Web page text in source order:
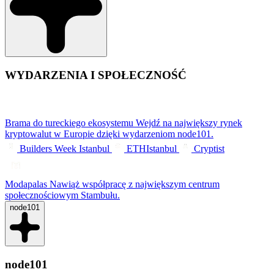
WYDARZENIA I SPOŁECZNOŚĆ
Brama do tureckiego ekosystemu Wejdź na największy rynek
kryptowalut w Europie dzięki wydarzeniom node101.
Builders Week Istanbul
ETHIstanbul Cryptist
Modapalas Nawiąż współpracę z największym centrum
społecznościowym Stambułu.
node101
node101